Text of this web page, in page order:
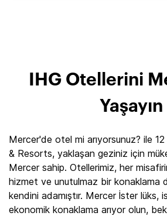
IHG Otellerini
Yaşayın
Mercer'de otel mi arıyorsunuz? ile
& Resorts, yaklaşan geziniz için
Mercer sahip. Otellerimiz, her
hizmet ve unutulmaz bir konaklama
kendini adamıştır. Mercer İster lüks,
ekonomik konaklama arıyor olun,